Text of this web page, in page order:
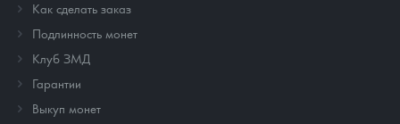
Как сделать заказ
Подлинность монет
Клуб ЗМД
Гарантии
Выкуп монет